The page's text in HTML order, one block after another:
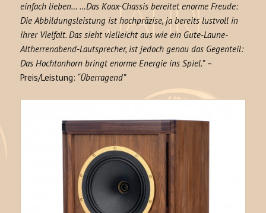
einfach lieben… …Das Koax-Chassis bereitet enorme Freude:
Die Abbildungsleistung ist hochpräzise, ja bereits lustvoll in
ihrer Vielfalt. Das sieht vielleicht aus wie ein Gute-Laune-
Altherrenabend-Lautsprecher, ist jedoch genau das Gegenteil:
Das Hochtonhorn bringt enorme Energie ins Spiel.”–
Preis/Leistung: “Überragend”